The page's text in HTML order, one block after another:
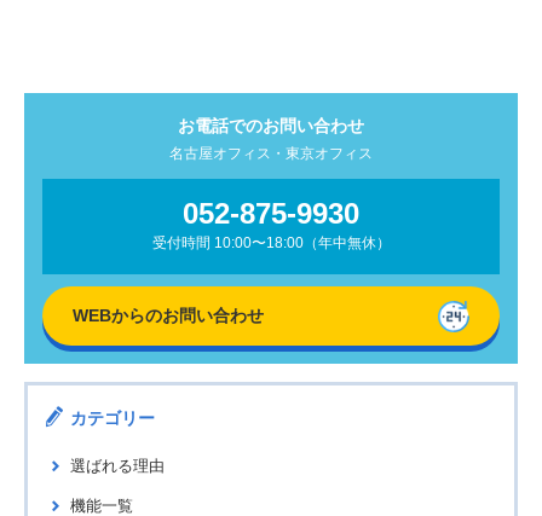
お電話でのお問い合わせ
名古屋オフィス・東京オフィス
052-875-9930
受付時間 10:00〜18:00（年中無休）
WEBからのお問い合わせ
カテゴリー
選ばれる理由
機能一覧